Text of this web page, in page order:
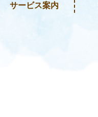
サービス案内